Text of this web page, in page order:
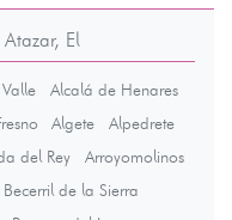
Atazar, El
Alcalá de Henares
Algete
Alpedrete
del Rey
Arroyomolinos
Becerril de la Sierra